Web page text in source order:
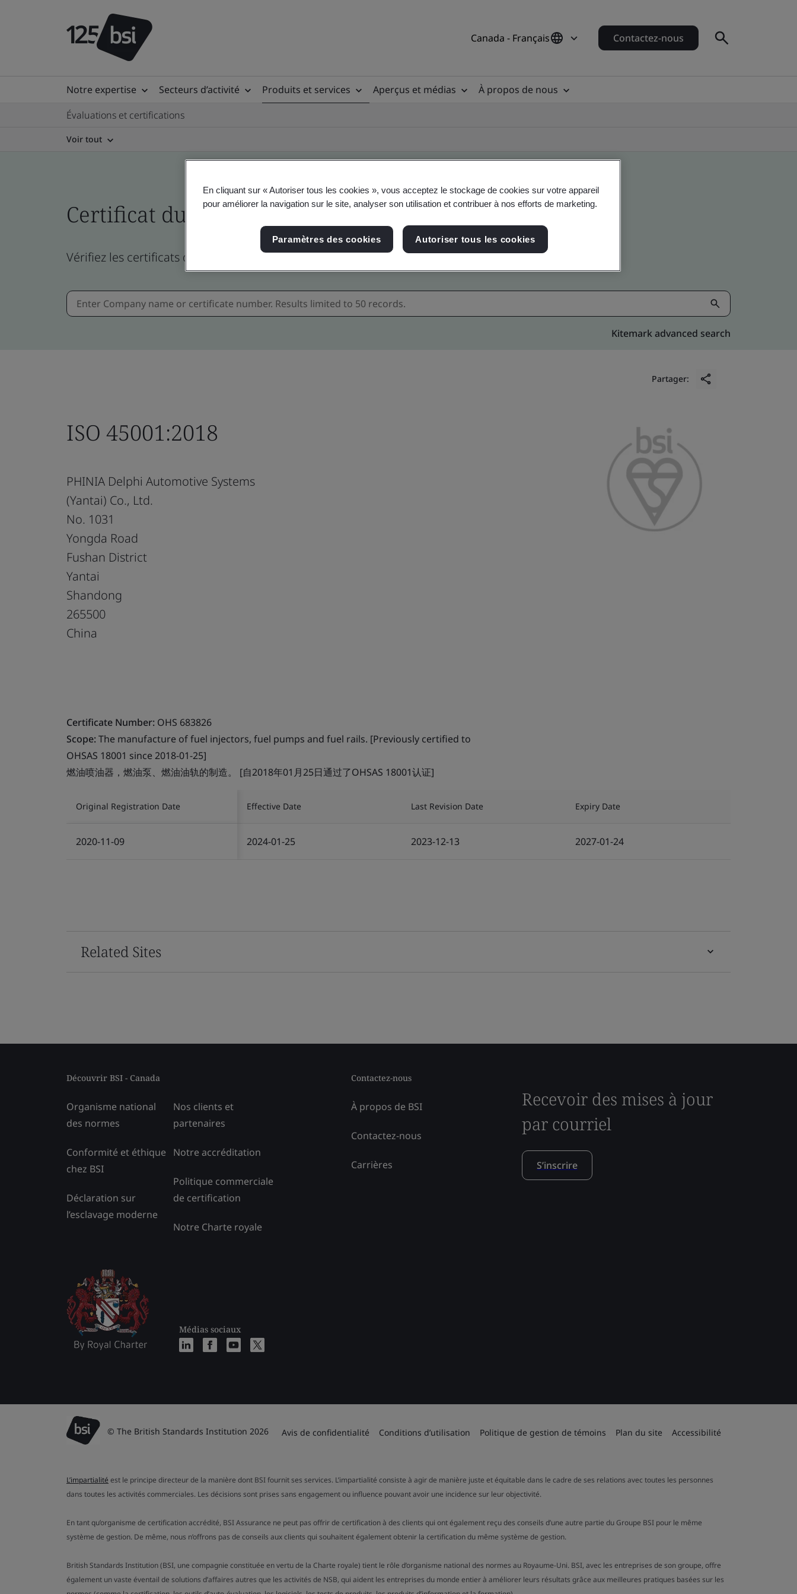
Canada - Français Contactez-nous
Notre expertise Secteurs d’activité Produits et services Aperçus et médias
À propos de nous
Évaluations et certifications
Voir tout
Certificat du répertoire des clients
Vérifiez les certificats de l’entreprise, du site et du produit
Kitemark advanced search
Partager:
ISO 45001:2018
PHINIA Delphi Automotive Systems
(Yantai) Co., Ltd.
No. 1031
Yongda Road
Fushan District
Yantai
Shandong
265500
China
Certificate Number: OHS 683826
Scope:The manufacture of fuel injectors, fuel pumps and fuel rails. [Previously certified to
OHSAS 18001 since 2018-01-25]
燃油喷油器，燃油泵、燃油油轨的制造。 [自2018年01月25日通过了OHSAS 18001认证]
Original Registration Date Effective Date Last Revision Date Expiry Date
2020-11-09 2024-01-25 2023-12-13 2027-01-24
Related Sites
Découvrir BSI - Canada
Organisme national
des normes
Conformité et éthique
chez BSI
Déclaration sur
l’esclavage moderne
Nos clients et
partenaires
Notre accréditation
Politique commerciale
de certification
Notre Charte royale
Médias sociaux
Contactez-nous
À propos de BSI
Contactez-nous
Carrières
Recevoir des mises à jour
par courriel
S’inscrire
© The British Standards Institution 2026 Avis de confidentialité Conditions d’utilisation Politique de gestion de témoins Plan du site Accessibilité
L’impartialité est le principe directeur de la manière dont BSI fournit ses services. L’impartialité consiste à agir de manière juste et équitable dans le cadre de ses relations avec toutes les personnes
dans toutes les activités commerciales. Les décisions sont prises sans engagement ou influence pouvant avoir une incidence sur leur objectivité.
En tant qu’organisme de certification accrédité, BSI Assurance ne peut pas offrir de certification à des clients qui ont également reçu des conseils d’une autre partie du Groupe BSI pour le même
système de gestion. De même, nous n’offrons pas de conseils aux clients qui souhaitent également obtenir la certification du même système de gestion.
British Standards Institution (BSI, une compagnie constituée en vertu de la Charte royale) tient le rôle d’organisme national des normes au Royaume-Uni. BSI, avec les entreprises de son groupe, offre
également un vaste éventail de solutions d’affaires autres que les activités de NSB, qui aident les entreprises du monde entier à améliorer leurs résultats grâce aux meilleures pratiques basées sur les
En cliquant sur « Autoriser tous les cookies », vous acceptez le stockage de cookies sur votre appareil
pour améliorer la navigation sur le site, analyser son utilisation et contribuer à nos efforts de marketing.
Paramètres des cookies Autoriser tous les cookies